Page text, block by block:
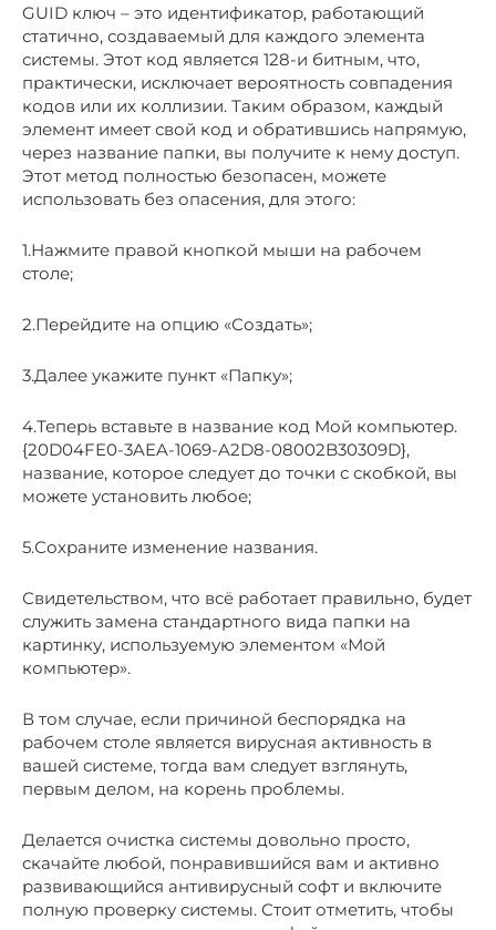
GUID ключ – это идентификатор, работающий
статично, создаваемый для каждого элемента
системы. Этот код является 128-и битным, что,
практически, исключает вероятность совпадения
кодов или их коллизии. Таким образом, каждый
элемент имеет свой код и обратившись напрямую,
через название папки, вы получите к нему доступ.
Этот метод полностью безопасен, можете
использовать без опасения, для этого:
1.Нажмите правой кнопкой мыши на рабочем
столе;
2.Перейдите на опцию «Создать»;
3.Далее укажите пункт «Папку»;
4.Теперь вставьте в название код Мой компьютер.
{20D04FE0-3AEA-1069-A2D8-08002B30309D},
название, которое следует до точки с скобкой, вы
можете установить любое;
5.Сохраните изменение названия.
Свидетельством, что всё работает правильно, будет
служить замена стандартного вида папки на
картинку, используемую элементом «Мой
компьютер».
В том случае, если причиной беспорядка на
рабочем столе является вирусная активность в
вашей системе, тогда вам следует взглянуть,
первым делом, на корень проблемы.
Делается очистка системы довольно просто,
скачайте любой, понравившийся вам и активно
развивающийся антивирусный софт и включите
полную проверку системы. Стоит отметить, чтобы